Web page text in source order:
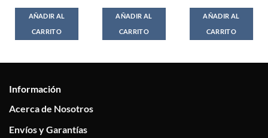
AÑADIR AL
CARRITO
AÑADIR AL
CARRITO
AÑADIR AL
CARRITO
Información
Acerca de Nosotros
Envíos y Garantías